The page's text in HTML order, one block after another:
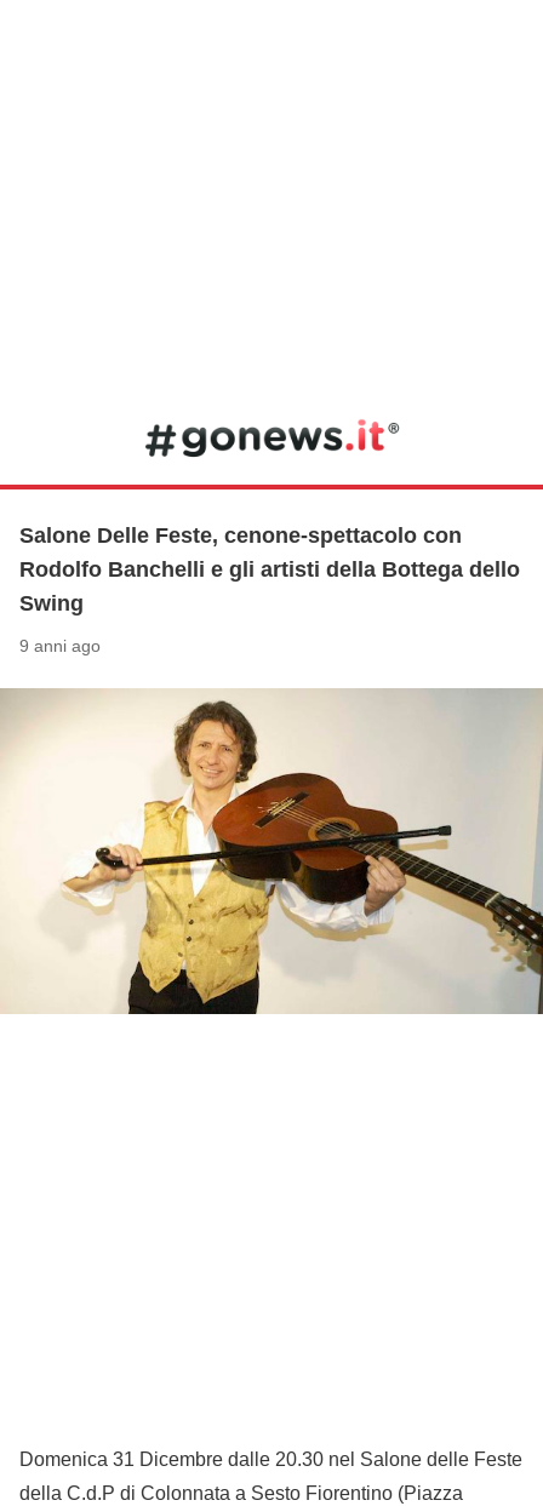
Salone Delle Feste, cenone-spettacolo con
Rodolfo Banchelli e gli artisti della Bottega dello
Swing
9 anni ago
Domenica 31 Dicembre dalle 20.30 nel Salone delle Feste
della C.d.P di Colonnata a Sesto Fiorentino (Piazza